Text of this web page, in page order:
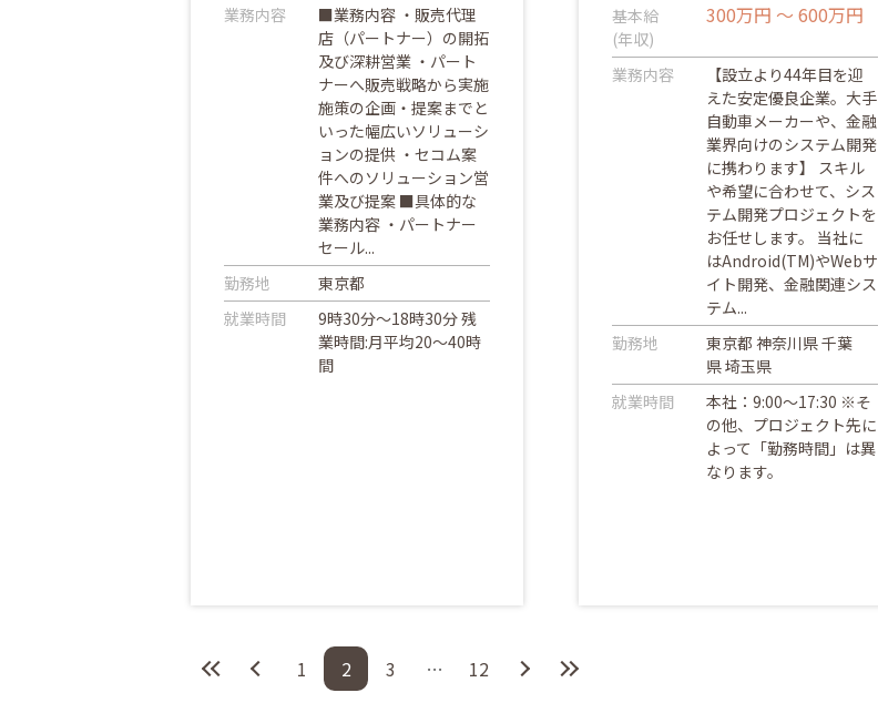
業務内容
■業務内容 ・販売代理
店（パートナー）の開拓
及び深耕営業 ・パート
ナーへ販売戦略から実施
施策の企画・提案までと
いった幅広いソリューシ
ョンの提供 ・セコム案
件へのソリューション営
業及び提案 ■具体的な
業務内容 ・パートナー
セール...
勤務地
東京都
就業時間
9時30分～18時30分 残
業時間:月平均20～40時
間
基本給
(年収)
300万円 ～ 600万円
業務内容
【設立より44年目を迎
えた安定優良企業。大手
自動車メーカーや、金融
業界向けのシステム開発
に携わります】 スキル
や希望に合わせて、シス
テム開発プロジェクトを
お任せします。 当社に
はAndroid(TM)やWebサ
イト開発、金融関連シス
テム...
勤務地
東京都 神奈川県 千葉
県 埼玉県
就業時間
本社：9:00～17:30 ※そ
の他、プロジェクト先に
よって「勤務時間」は異
なります。
1 2 3 … 12